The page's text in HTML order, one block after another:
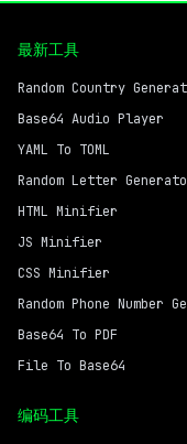
最新工具
Random Country
Base64 Audio Player
YAML To TOML
Random Letter
HTML Minifier
JS Minifier
CSS Minifier
Random Phone Number
Base64 To PDF
File To Base64
编码工具